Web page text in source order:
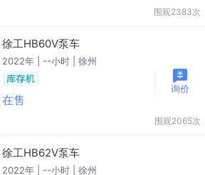
围观2383次
徐工HB60V泵车
2022年 | --小时 | 徐州
在售
围观2065次
询价
徐工HB62V泵车
2022年 | --小时 | 徐州